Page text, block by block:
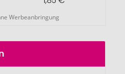
Werbeanbringung